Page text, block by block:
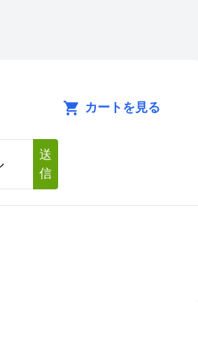
カートを見る
送
信